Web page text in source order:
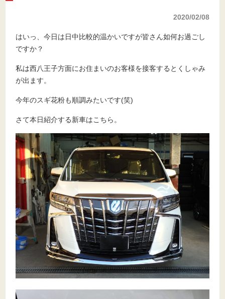
2020/02/08
はいっ、今日は日中比較的温かいですが皆さん如何お過ごし
ですか？
私は西八王子方面にお住まいのお客様を接客するとくしゃみ
が出ます。
今年のスギ花粉も順調みたいです(笑)
さて本日紹介する新車はこちら。